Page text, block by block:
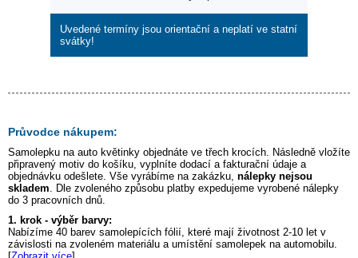
Uvedené termíny jsou orientační a neplatí ve statní
svátky!
Průvodce nákupem:
Samolepku na auto květinky objednáte ve třech krocích. Následně vložíte
připravený motiv do košíku, vyplníte dodací a fakturační údaje a
objednávku odešlete. Vše vyrábíme na zakázku, nálepky nejsou
skladem . Dle zvoleného způsobu platby expedujeme vyrobené nálepky
do 3 pracovních dnů.
1. krok - výběr barvy:
Nabízíme 40 barev samolepících fólií, které mají životnost 2-10 let v
závislosti na zvoleném materiálu a umístění samolepek na automobilu.